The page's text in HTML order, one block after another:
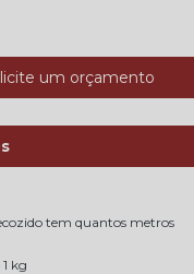
um orçamento
tem quantos metros
kg